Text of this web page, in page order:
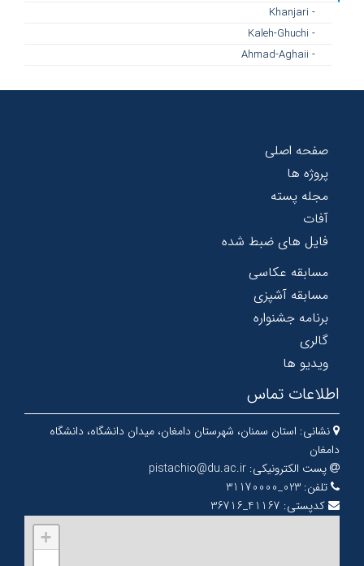
- Khanjari
- Kaleh-Ghuchi
- Ahmad-Aghaii
صفحه اصلی
پروژه ها
مجله پسته
آفات
فایل های ضبط شده
مسابقه عکاسی
مسابقه آشپزی
برنامه جشنواره
گالری
ویدیو ها
اطلاعات تماس
نشانی: استان سمنان، شهرستان دامغان، میدان دانشگاه، دانشگاه
دامغان
پست الکترونیکی: pistachio@du.ac.ir
تلفن: 023_31170000
کدپستی: 41167_36716
+